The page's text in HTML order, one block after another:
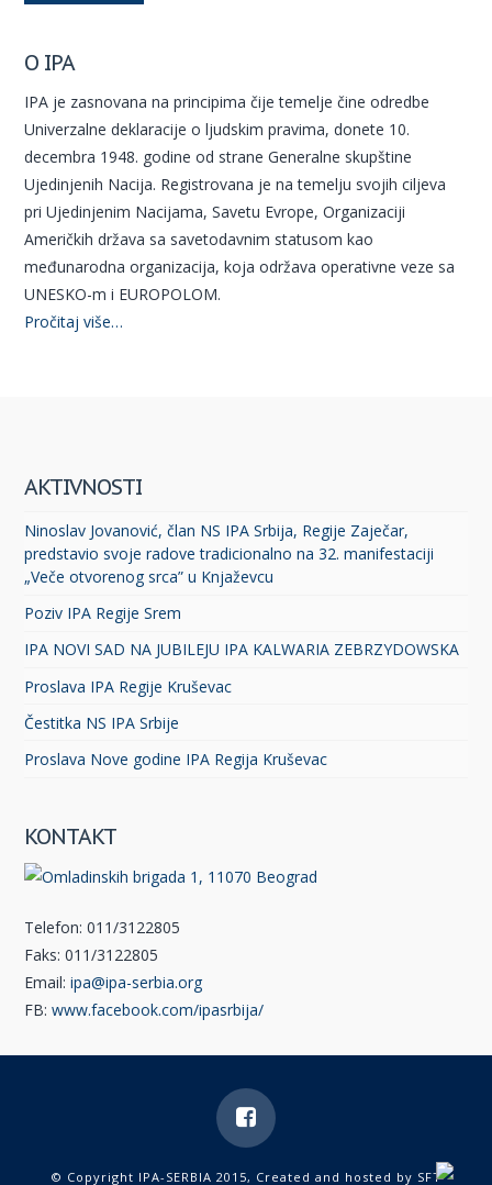
O IPA
IPA je zasnovana na principima čije temelje čine odredbe
Univerzalne deklaracije o ljudskim pravima, donete 10.
decembra 1948. godine od strane Generalne skupštine
Ujedinjenih Nacija. Registrovana je na temelju svojih ciljeva
pri Ujedinjenim Nacijama, Savetu Evrope, Organizaciji
Američkih država sa savetodavnim statusom kao
međunarodna organizacija, koja održava operativne veze sa
UNESKO-m i EUROPOLOM.
Pročitaj više…
AKTIVNOSTI
Ninoslav Jovanović, član NS IPA Srbija, Regije Zaječar,
predstavio svoje radove tradicionalno na 32. manifestaciji
„Veče otvorenog srca” u Knjaževcu
Poziv IPA Regije Srem
IPA NOVI SAD NA JUBILEJU IPA KALWARIA ZEBRZYDOWSKA
Proslava IPA Regije Kruševac
Čestitka NS IPA Srbije
Proslava Nove godine IPA Regija Kruševac
KONTAKT
Telefon: 011/3122805
Faks: 011/3122805
Email:ipa@ipa-serbia.org
FB:www.facebook.com/ipasrbija/
© Copyright IPA-SERBIA 2015, Created and hosted by SFT